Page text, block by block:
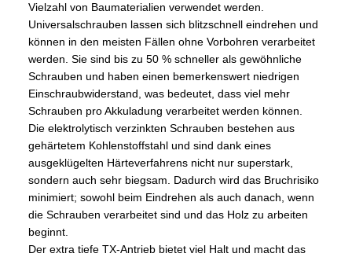
Vielzahl von Baumaterialien verwendet werden.
Universalschrauben lassen sich blitzschnell eindrehen und
können in den meisten Fällen ohne Vorbohren verarbeitet
werden. Sie sind bis zu 50 % schneller als gewöhnliche
Schrauben und haben einen bemerkenswert niedrigen
Einschraubwiderstand, was bedeutet, dass viel mehr
Schrauben pro Akkuladung verarbeitet werden können.
Die elektrolytisch verzinkten Schrauben bestehen aus
gehärtetem Kohlenstoffstahl und sind dank eines
ausgeklügelten Härteverfahrens nicht nur superstark,
sondern auch sehr biegsam. Dadurch wird das Bruchrisiko
minimiert; sowohl beim Eindrehen als auch danach, wenn
die Schrauben verarbeitet sind und das Holz zu arbeiten
beginnt.
Der extra tiefe TX-Antrieb bietet viel Halt und macht das